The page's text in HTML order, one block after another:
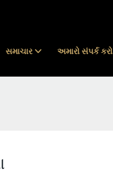
સમાચાર અમારો સંપર્ક કરો